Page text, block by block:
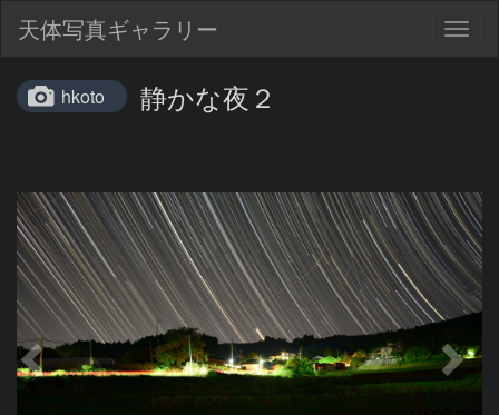
天体写真ギャラリー
hkoto 静かな夜２